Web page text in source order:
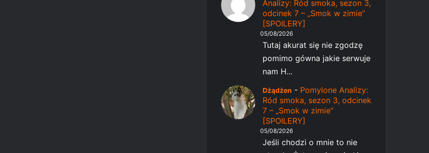
Analizy: Ród smoka, sezon 3,
odcinek 7 – „Smok w zimie”
[SPOILERY]
05/08/2026
Tutaj akurat się nie zgodzę
pomimo gówna jakie serwuje
nam H...
Dżądżen - Pomylone Analizy:
Ród smoka, sezon 3, odcinek
7 – „Smok w zimie”
[SPOILERY]
05/08/2026
Jeśli chodzi o mnie to nie